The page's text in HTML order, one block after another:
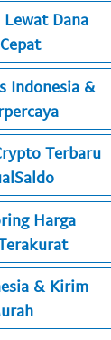
Lewat Dana
Indonesia &
Terbaru
Harga
& Kirim